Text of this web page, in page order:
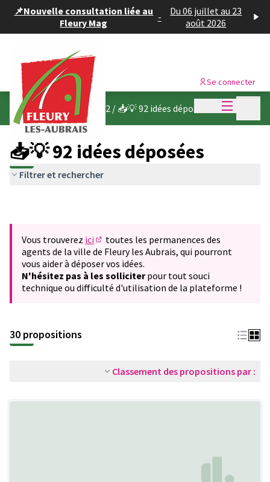
📌Nouvelle consultation liée au
Fleury Mag
-
Du 06 juillet au 23
août 2026
Menu
Se connecter
Budget participatif 2022 / 📥💡 92 idées déposées
📥💡 92 idées déposées
Filtrer et rechercher
Vous trouverez ici
(S'ouvre dans un nouvel onglet)
toutes les permanences des
agents de la ville de Fleury les Aubrais, qui pourront
vous aider à déposer vos idées.
N'hésitez pas à les solliciterpour tout souci
technique ou difficulté d'utilisation de la plateforme !
30 propositions
Classement des propositions par :
Panneau de gestion des cookies